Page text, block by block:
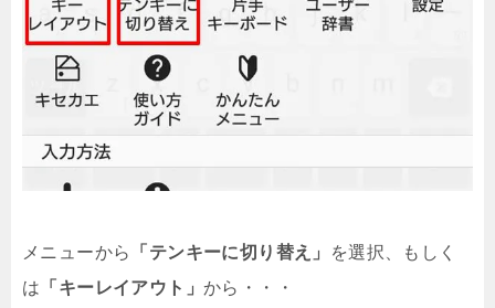
メニューから 「テンキーに切り替え」
を選択、もしく
は 「キーレイアウト」から・・・